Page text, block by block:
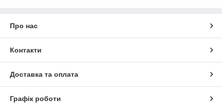
Про нас
Контакти
Доставка та оплата
Графік роботи